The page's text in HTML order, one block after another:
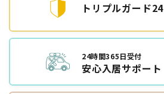
トリプルガード24
24時間365日受付
安心入居サポート